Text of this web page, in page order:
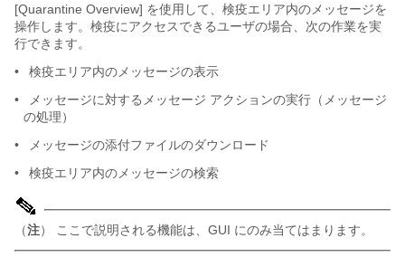
[Quarantine Overview] を使用して、検疫エリア内のメッセージを
操作します。検疫にアクセスできるユーザの場合、次の作業を実
行できます。
•
検疫エリア内のメッセージの表示
•
メッセージに対するメッセージ アクションの実行（メッセージ
の処理）
•
メッセージの添付ファイルのダウンロード
•
検疫エリア内のメッセージの検索
（注） ここで説明される機能は、GUI にのみ当てはまります。